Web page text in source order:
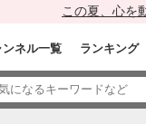
この夏、心を
ンネル一覧 ランキング